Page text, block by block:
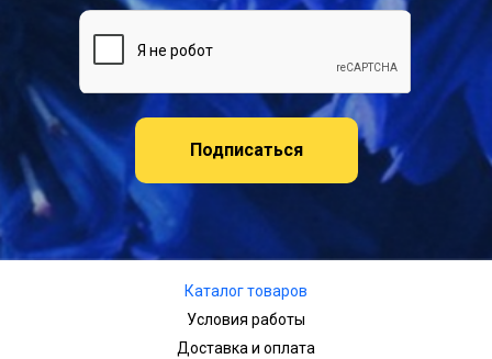
Подписаться
Каталог товаров
Условия работы
Доставка и оплата